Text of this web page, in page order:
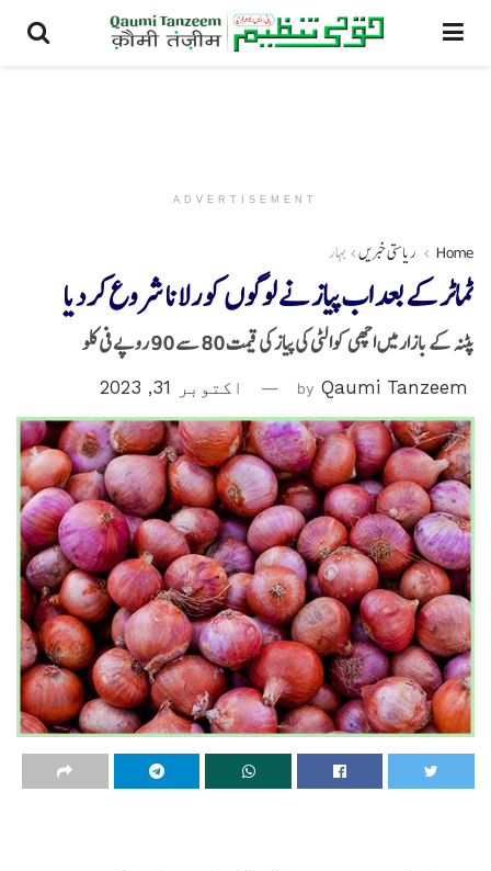
ADVERTISEMENT
Home ریاستی خبریں بہار
ٹماٹر کے بعد اب پیاز نے لوگوں کو رلانا شروع کر دیا
پٹنہ کے بازار میں اچھی کوالٹی کی پیاز کی قیمت 80 سے 90 روپے فی کلو
by Qaumi Tanzeem اکتوبر 31, 2023